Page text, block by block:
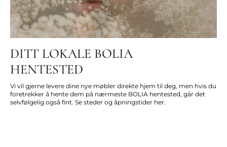
DITT LOKALE BOLIA
HENTESTED
Vi vil gjerne levere dine nye møbler direkte hjem til deg, men hvis du
foretrekker å hente dem på nærmeste BOLIA hentested, går det
selvfølgelig også fint. Se steder og åpningstider her.